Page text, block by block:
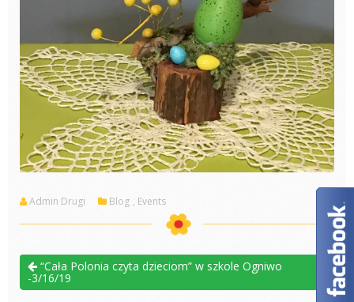
Admin Drugi Blog , Events
“Cała Polonia czyta dzieciom” w szkole Ogniwo
-3/16/19